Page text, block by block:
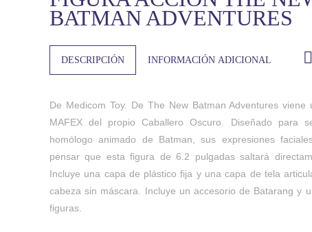
BATMAN ADVENTURES
DESCRIPCIÓN INFORMACIÓN ADICIONAL
De Medicom Toy. De The New Batman Adventures viene
MAFEX del propio Caballero Oscuro. Diseñado para
homólogo animado de Batman, sus expresiones
pensar que esta figura de 6.2 pulgadas saltará
Incluye una capa de plástico fija y una capa de tela
cabeza sin máscara. Incluye un accesorio de Batarang y
figuras.